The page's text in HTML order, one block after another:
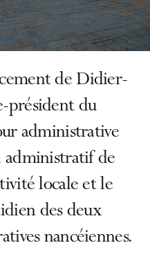
de Didier-
président du
administrative
administratif de
locale et le
des deux
nancéiennes.